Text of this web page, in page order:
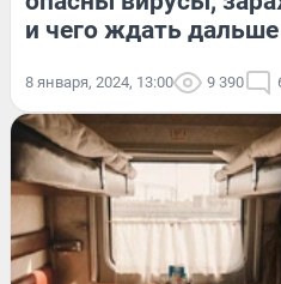
и чего ждать дальше
8 января, 2024, 13:00 9 390